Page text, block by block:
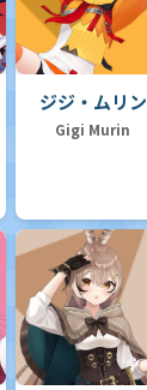
ジジ・ムリン
Gigi Murin